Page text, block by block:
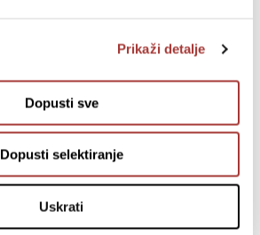
Prikaži detalje
Dopusti sve
Dopusti selektiranje
Uskrati